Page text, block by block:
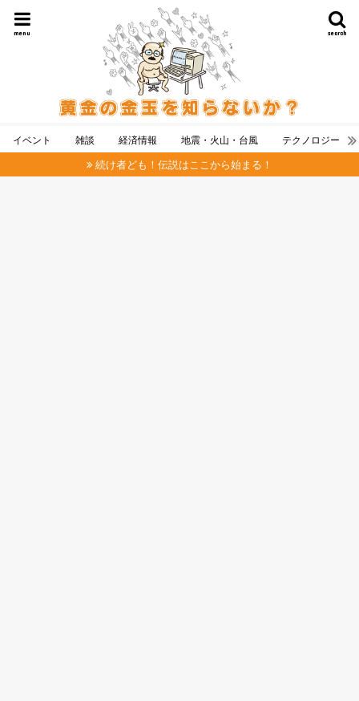
search
menu
イベント 雑談 経済情報 地震・火山・台風 テクノロジー
続け者ども！伝説はここから始まる！